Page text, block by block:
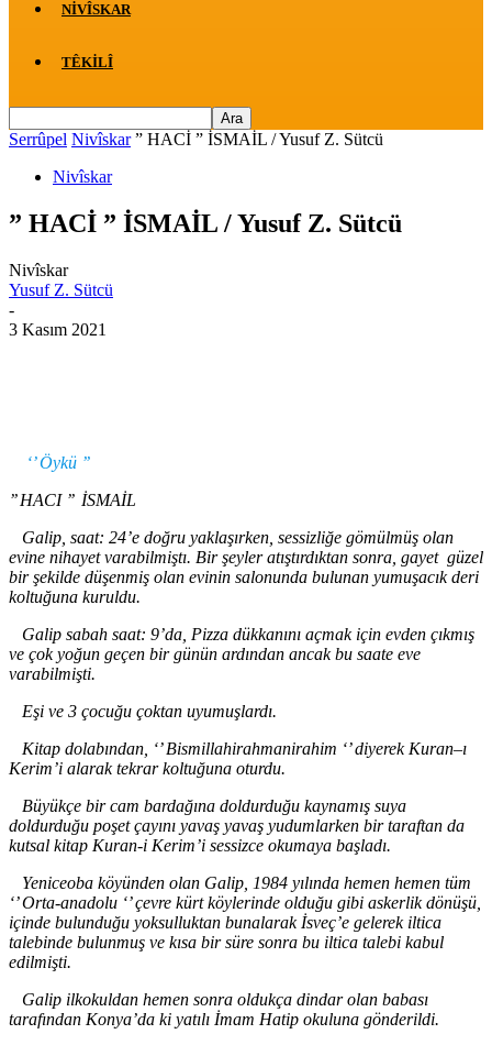
NIVÎSKAR
TÊKILÎ
Serrûpel Nivîskar ” HACİ ” İSMAİL / Yusuf Z. Sütcü
Nivîskar
” HACİ ” İSMAİL / Yusuf Z. Sütcü
Nivîskar
Yusuf Z. Sütcü
-
3 Kasım 2021
‘’ Öykü ’’
’’ HACI ’’ İSMAİL
Galip, saat: 24’e doğru yaklaşırken, sessizliğe gömülmüş olan
evine nihayet varabilmiştı. Bir şeyler atıştırdıktan sonra, gayet güzel
bir şekilde düşenmiş olan evinin salonunda bulunan yumuşacık deri
koltuğuna kuruldu.
Galip sabah saat: 9’da, Pizza dükkanını açmak için evden çıkmış
ve çok yoğun geçen bir günün ardından ancak bu saate eve
varabilmişti.
Eşi ve 3 çocuğu çoktan uyumuşlardı.
Kitap dolabından, ‘’ Bismillahirahmanirahim ‘’ diyerek Kuran–ı
Kerim’i alarak tekrar koltuğuna oturdu.
Büyükçe bir cam bardağına doldurduğu kaynamış suya
doldurduğu poşet çayını yavaş yavaş yudumlarken bir taraftan da
kutsal kitap Kuran-i Kerim’i sessizce okumaya başladı.
Yeniceoba köyünden olan Galip, 1984 yılında hemen hemen tüm
‘’ Orta-anadolu ‘’ çevre kürt köylerinde olduğu gibi askerlik dönüşü,
içinde bulunduğu yoksulluktan bunalarak İsveç’e gelerek iltica
talebinde bulunmuş ve kısa bir süre sonra bu iltica talebi kabul
edilmişti.
Galip ilkokuldan hemen sonra oldukça dindar olan babası
tarafından Konya’da ki yatılı İmam Hatip okuluna gönderildi.